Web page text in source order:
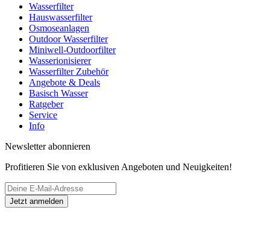
Wasserfilter
Hauswasserfilter
Osmoseanlagen
Outdoor Wasserfilter
Miniwell-Outdoorfilter
Wasserionisierer
Wasserfilter Zubehör
Angebote & Deals
Basisch Wasser
Ratgeber
Service
Info
Newsletter abonnieren
Profitieren Sie von exklusiven Angeboten und Neuigkeiten!